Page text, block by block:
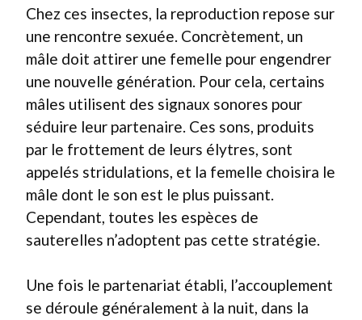
Chez ces insectes, la reproduction repose sur
une rencontre sexuée. Concrètement, un
mâle doit attirer une femelle pour engendrer
une nouvelle génération. Pour cela, certains
mâles utilisent des signaux sonores pour
séduire leur partenaire. Ces sons, produits
par le frottement de leurs élytres, sont
appelés stridulations, et la femelle choisira le
mâle dont le son est le plus puissant.
Cependant, toutes les espèces de
sauterelles n’adoptent pas cette stratégie.
Une fois le partenariat établi, l’accouplement
se déroule généralement à la nuit, dans la